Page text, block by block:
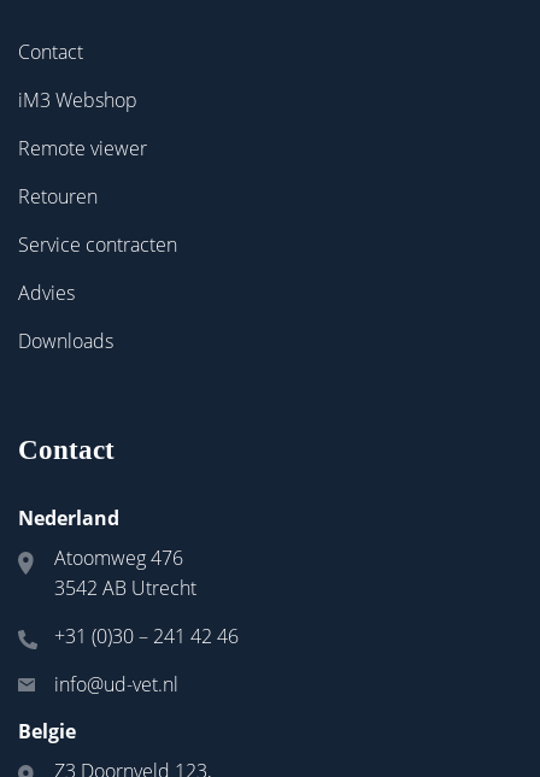
Contact
iM3 Webshop
Remote viewer
Retouren
Service contracten
Advies
Downloads
Contact
Nederland
Atoomweg 476
3542 AB Utrecht
+31 (0)30 – 241 42 46
info@ud-vet.nl
Belgie
Z3 Doornveld 123,